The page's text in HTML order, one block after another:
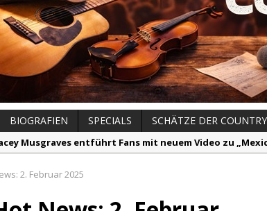
BIOGRAFIEN SPECIALS SCHÄTZE DER
Musgraves entführt Fans mit neuem Video zu
Music Hot News – 2. August 2026: Dolly Parton,
2. Februar 2025